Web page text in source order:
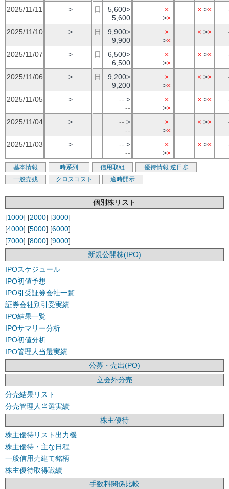
2025/11/11 > 日
5,600>
5,600
×
>×
× >×
2025/11/10 > 日
9,900>
9,900
×
>×
× >×
2025/11/07 > 日
6,500>
6,500
×
>×
× >×
2025/11/06 > 日
9,200>
9,200
×
>×
× >×
2025/11/05 > -- >
--
×
>×
× >×
2025/11/04 > -- >
--
×
>×
× >×
2025/11/03 > -- >
--
×
>×
× >×
基本情報 時系列 信用取組 優待情報 逆日歩
一般売残
クロスコスト 適時開示
個別株リスト
[1000] [2000] [3000]
[4000] [5000] [6000]
[7000] [8000] [9000]
新規公開株(IPO)
IPOスケジュール
IPO初値予想
IPO引受証券会社一覧
証券会社別引受実績
IPO結果一覧
IPOサマリー分析
IPO初値分析
IPO管理人当選実績
公募・売出(PO)
立会外分売
分売結果リスト
分売管理人当選実績
株主優待
株主優待リスト出力機
株主優待・主な日程
一般信用売建て銘柄
株主優待取得戦績
手数料関係比較